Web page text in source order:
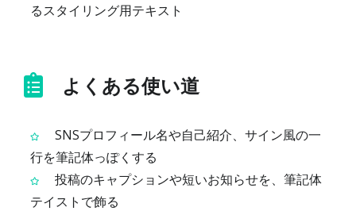
るスタイリング用テキスト
よくある使い道
SNSプロフィール名や自己紹介、サイン風の一
行を筆記体っぽくする
投稿のキャプションや短いお知らせを、筆記体
テイストで飾る